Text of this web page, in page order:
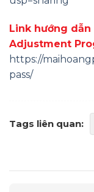
Link hướng
Adjustment
https://
pass/
Tags liên quan: